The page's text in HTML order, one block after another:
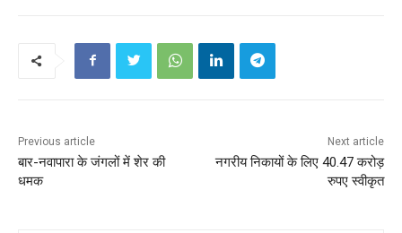
Previous article
बार-नवापारा के जंगलों में शेर की
धमक
Next article
नगरीय निकायों के लिए 40.47 करोड़
रुपए स्वीकृत